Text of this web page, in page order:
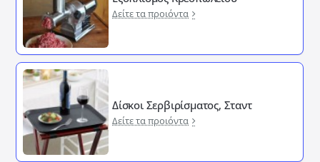
Δείτε τα προιόντα
Δίσκοι Σερβιρίσματος, Σταντ
Δείτε τα προιόντα